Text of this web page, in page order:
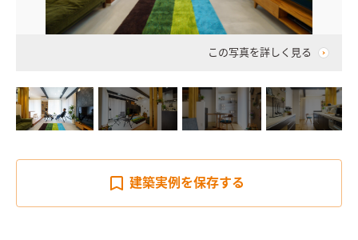
この写真を詳しく見る
建築実例を保存する